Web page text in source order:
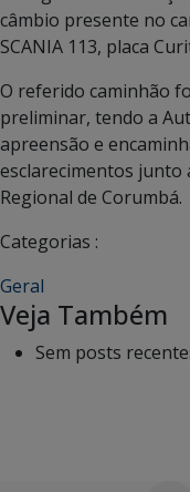
câmbio presente no
SCANIA 113, placa
O referido caminhão
preliminar, tendo a
apreensão e
esclarecimentos junto
Regional de Corumbá.
Categorias :
Geral
Veja Também
Sem posts